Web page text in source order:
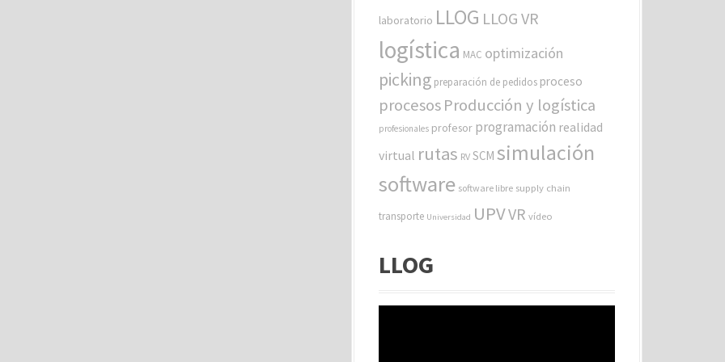
laboratorio LLOG LLOG VR
logística MAC optimización
picking preparación de pedidos proceso
procesosProducción y logística
profesionales profesor programación realidad
virtual rutas RV SCM simulación
software software libre supply chain
transporte Universidad UPVVR vídeo
LLOG